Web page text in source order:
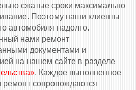
сжатые сроки максимально
Поэтому наши клиенты
автомобиля надолго.
нами ремонт
документами и
на нашем сайте в разделе
. Каждое выполненное
сопровождаются